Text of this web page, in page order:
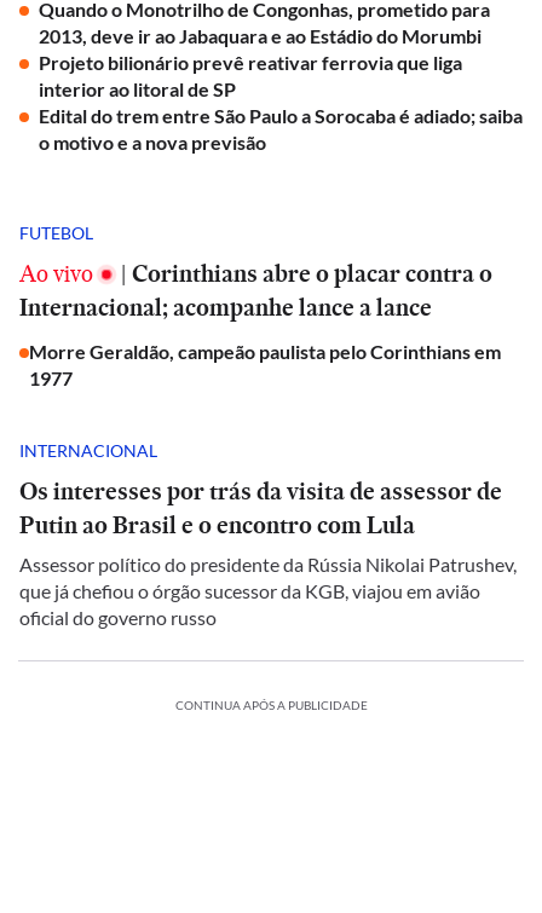
Quando o Monotrilho de Congonhas, prometido para
2013, deve ir ao Jabaquara e ao Estádio do Morumbi
Projeto bilionário prevê reativar ferrovia que liga
interior ao litoral de SP
Edital do trem entre São Paulo a Sorocaba é adiado; saiba
o motivo e a nova previsão
FUTEBOL
Ao vivo | Corinthians abre o placar contra o
Internacional; acompanhe lance a lance
Morre Geraldão, campeão paulista pelo Corinthians em
1977
INTERNACIONAL
Os interesses por trás da visita de assessor de
Putin ao Brasil e o encontro com Lula
Assessor político do presidente da Rússia Nikolai Patrushev,
que já chefiou o órgão sucessor da KGB, viajou em avião
oficial do governo russo
CONTINUA APÓS A PUBLICIDADE